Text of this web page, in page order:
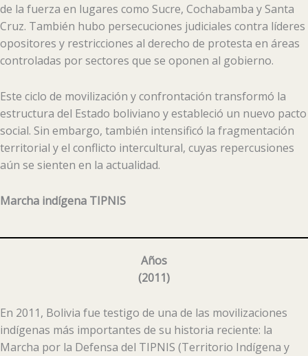
de la fuerza en lugares como Sucre, Cochabamba y Santa
Cruz. También hubo persecuciones judiciales contra líderes
opositores y restricciones al derecho de protesta en áreas
controladas por sectores que se oponen al gobierno.
Este ciclo de movilización y confrontación transformó la
estructura del Estado boliviano y estableció un nuevo pacto
social. Sin embargo, también intensificó la fragmentación
territorial y el conflicto intercultural, cuyas repercusiones
aún se sienten en la actualidad.
Marcha indígena TIPNIS
Años
(2011)
En 2011, Bolivia fue testigo de una de las movilizaciones
indígenas más importantes de su historia reciente: la
Marcha por la Defensa del TIPNIS (Territorio Indígena y